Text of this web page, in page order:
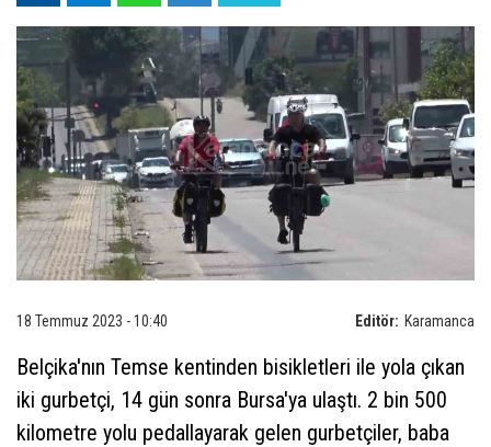
Editör: Karamanca
18 Temmuz 2023 - 10:40
Belçika'nın Temse kentinden bisikletleri ile yola çıkan
iki gurbetçi, 14 gün sonra Bursa'ya ulaştı. 2 bin 500
kilometre yolu pedallayarak gelen gurbetçiler, baba